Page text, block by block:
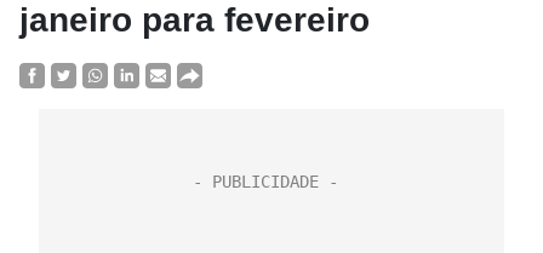
janeiro para fevereiro